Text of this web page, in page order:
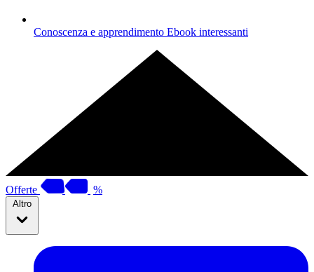
Conoscenza e apprendimento Ebook interessanti
Offerte %
Altro